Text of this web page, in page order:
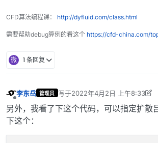
CFD算法编程课： http://dyfluid.com/class.html
需要帮助debug算例的看这个 https://cfd-china.com/
微 1 条回复
李东岳 管理员 写于2022年4月2日 上午8:33
最后由 李东岳 编辑 2022年4月2
另外，我看了下这个代码，可以指定扩散
下这个：